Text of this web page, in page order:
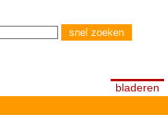
bladeren